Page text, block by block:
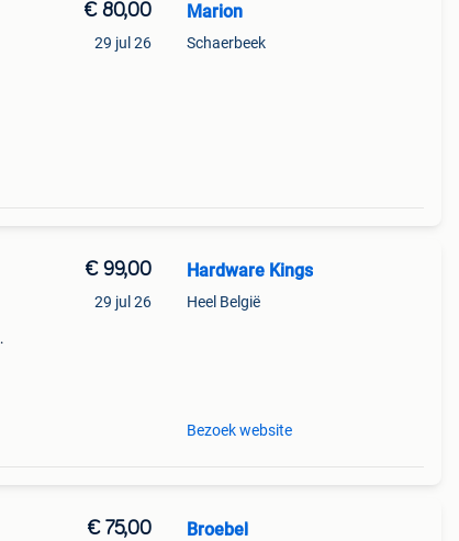
€ 80,00
29 jul 26
Marion
Schaerbeek
€ 99,00
29 jul 26
Hardware Kings
Heel België
Bezoek website
€ 75,00 Broebel